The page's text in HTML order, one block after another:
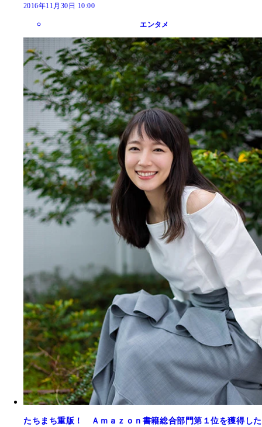
2016年11月30日 10:00
エンタメ
たちまち重版！ Ａｍａｚｏｎ書籍総合部門第１位を獲得した